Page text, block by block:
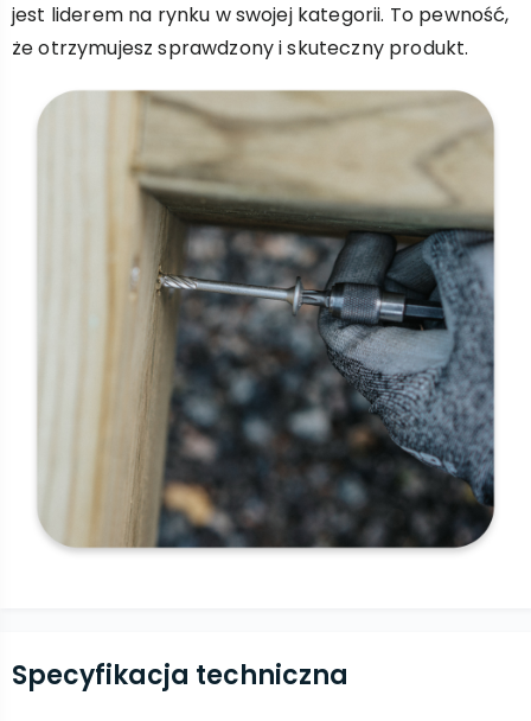
jest liderem na rynku w swojej kategorii. To pewność,
że otrzymujesz sprawdzony i skuteczny produkt.
Specyfikacja techniczna